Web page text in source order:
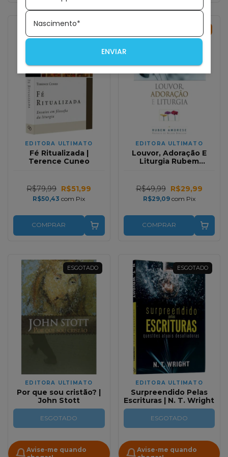
EDITORA ULTIMATO
Fé Ritualizada |
Terence Cuneo
R$79,99 R$51,99
R$50,43com Pix
COMPRAR
EDITORA ULTIMATO
Louvor, Adoração E
Liturgia Rubem
R$49,99 R$29,99
R$29,09 com Pix
COMPRAR
ESGOTADO
EDITORA ULTIMATO
Por que sou cristão? |
John Stott
ESGOTADO
Avise-me quando
ESGOTADO
EDITORA ULTIMATO
Surpreendido Pelas
Escrituras | N. T. Wright
ESGOTADO
Avise-me quando
Nascimento*
ENVIAR